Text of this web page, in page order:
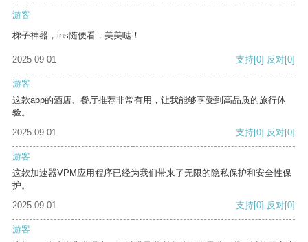
游客
梯子神器，ins随便看，美美哒！
2025-09-01 支持[0] 反对[0]
游客
这款app的酒店、餐厅推荐非常有用，让我能够享受到高品质的旅行体
验。
2025-09-01
支持[0] 反对[0]
游客
这款加速器VPM应用程序已经为我们带来了无限的隐私保护和安全性保
护。
2025-09-01
支持[0] 反对[0]
游客